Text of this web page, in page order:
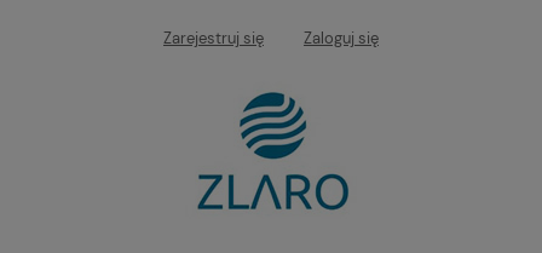
Zarejestruj się Zaloguj się